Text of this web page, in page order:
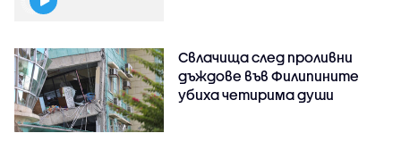
Свлачища след проливни
дъждове във Филипините
убиха четирима души